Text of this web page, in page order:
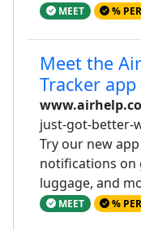
MEET %
Meet the
Tracker
just-got-better-
Try our new
notifications on
luggage, and
MEET %